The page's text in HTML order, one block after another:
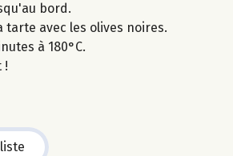
bord.
tarte avec les olives noires.
à 180°C.
!